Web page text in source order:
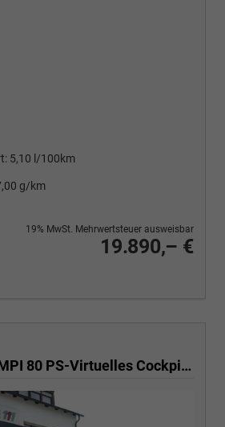
5,10 l/100km
g/km
19.890,– €
19% MwSt. Mehrwertsteuer ausweisbar
drucken
130 Jahre 1.0 MPI 80 PS-Virtuelles Cockpit-AppleCarplay-Android-Auto-LED-Klima-Tempomat-Rückfahrkamera-DAB-SHZ-15" Alu-sofort